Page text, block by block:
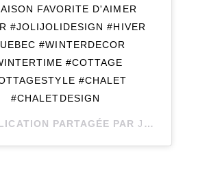
FAVORITE D'AIMER
#JOLIJOLIDESIGN #HIVER
#WINTERDECOR
#COTTAGE
#CHALET
#CHALETDESIGN
PARTAGÉE PARJOLI JOLI DESIGN